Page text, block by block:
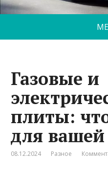
Газовые и
плиты:
для
08.12.2024 Разное